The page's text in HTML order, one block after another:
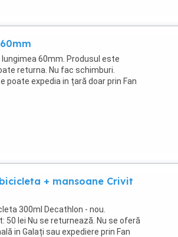
60mm. Produsul este
returna. Nu fac schimburi.
poate expedia in țară doar prin Fan
+ mansoane Crivit
300ml Decathlon - nou.
50 lei Nu se returnează. Nu se oferă
in Galați sau expediere prin Fan